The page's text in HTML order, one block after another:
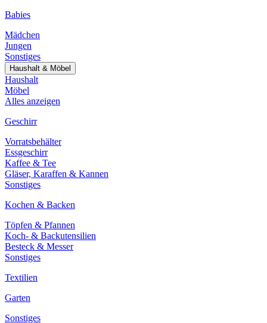
Babies
Mädchen
Jungen
Sonstiges
Haushalt & Möbel
Haushalt
Möbel
Alles anzeigen
Geschirr
Vorratsbehälter
Essgeschirr
Kaffee & Tee
Gläser, Karaffen & Kannen
Sonstiges
Kochen & Backen
Töpfen & Pfannen
Koch- & Backutensilien
Besteck & Messer
Sonstiges
Textilien
Garten
Sonstiges